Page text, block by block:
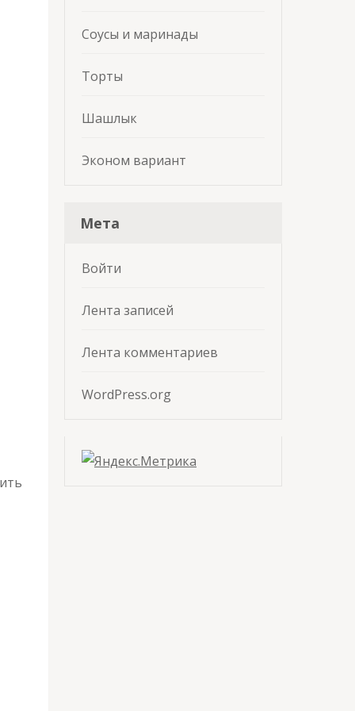
Соусы и маринады
Торты
Шашлык
Эконом вариант
Мета
Войти
Лента записей
Лента комментариев
WordPress.org